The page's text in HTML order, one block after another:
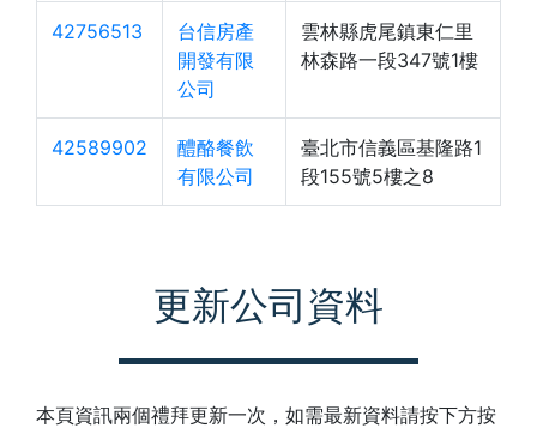
42756513
台信房產
開發有限
公司
雲林縣虎尾鎮東仁里
林森路一段347號1樓
42589902
醴酪餐飲
有限公司
臺北市信義區基隆路1
段155號5樓之8
更新公司資料
本頁資訊兩個禮拜更新一次，如需最新資料請按下方按